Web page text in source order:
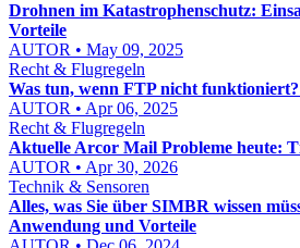
Drohnen im Katastrophenschutz:
Vorteile
AUTOR • May 09, 2025
Recht & Flugregeln
Was tun, wenn FTP nicht
AUTOR • Apr 06, 2025
Recht & Flugregeln
Aktuelle Arcor Mail Probleme heute:
AUTOR • Apr 30, 2026
Technik & Sensoren
Alles, was Sie über SIMBR wissen
Anwendung und Vorteile